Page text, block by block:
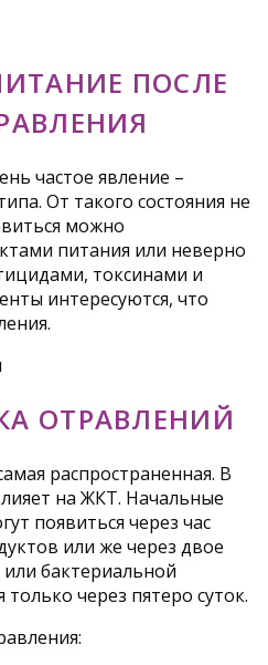
ПОСЛЕ
частое явление –
От такого состояния не
можно
питания или неверно
токсинами и
интересуются, что
ОТРАВЛЕНИЙ
распространенная. В
на ЖКТ. Начальные
появиться через час
или же через двое
бактериальной
через пятеро суток.